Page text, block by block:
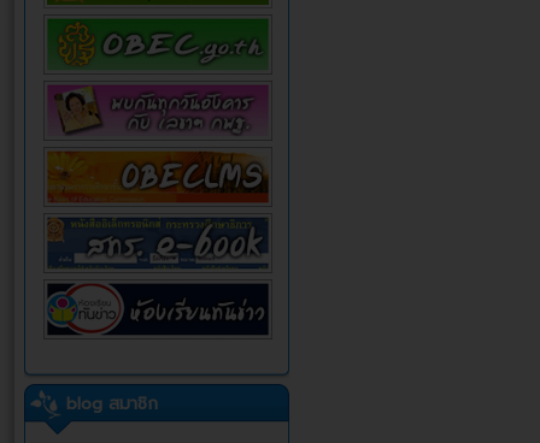
blog สมาชิก